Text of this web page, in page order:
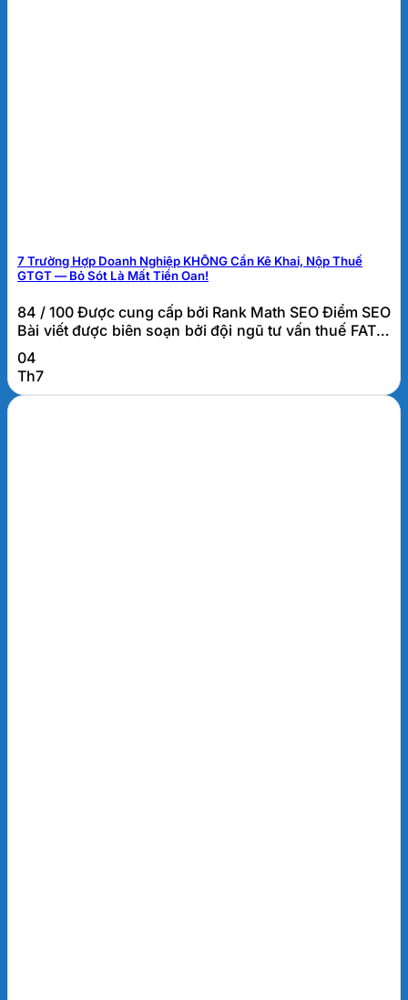
7 Trường Hợp Doanh Nghiệp KHÔNG Cần Kê Khai, Nộp Thuế
GTGT — Bỏ Sót Là Mất Tiền Oan!
84 / 100 Được cung cấp bởi Rank Math SEO Điểm SEO
Bài viết được biên soạn bởi đội ngũ tư vấn thuế FATO.
Các trường hợp không phải kê khai, tính nộp thuế
GTGT là gì? Các trường hợp không phải kê khai, tính
nộp thuế GTGT là những giao dịch tuy phát sinh trong
hoạt...
04
Th7